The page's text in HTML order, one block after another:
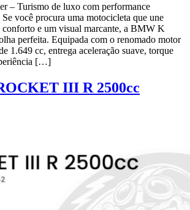
– Turismo de luxo com performance
Se você procura uma motocicleta que une
conforto e um visual marcante, a BMW K
perfeita. Equipada com o renomado motor
1.649 cc, entrega aceleração suave, torque
[…]
III R 2500cc